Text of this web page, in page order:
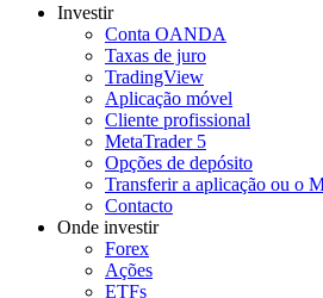
Investir
Conta OANDA
Taxas de juro
TradingView
Aplicação móvel
Cliente profissional
MetaTrader 5
Opções de depósito
Transferir a aplicação ou o
Contacto
Onde investir
Forex
Ações
ETFs